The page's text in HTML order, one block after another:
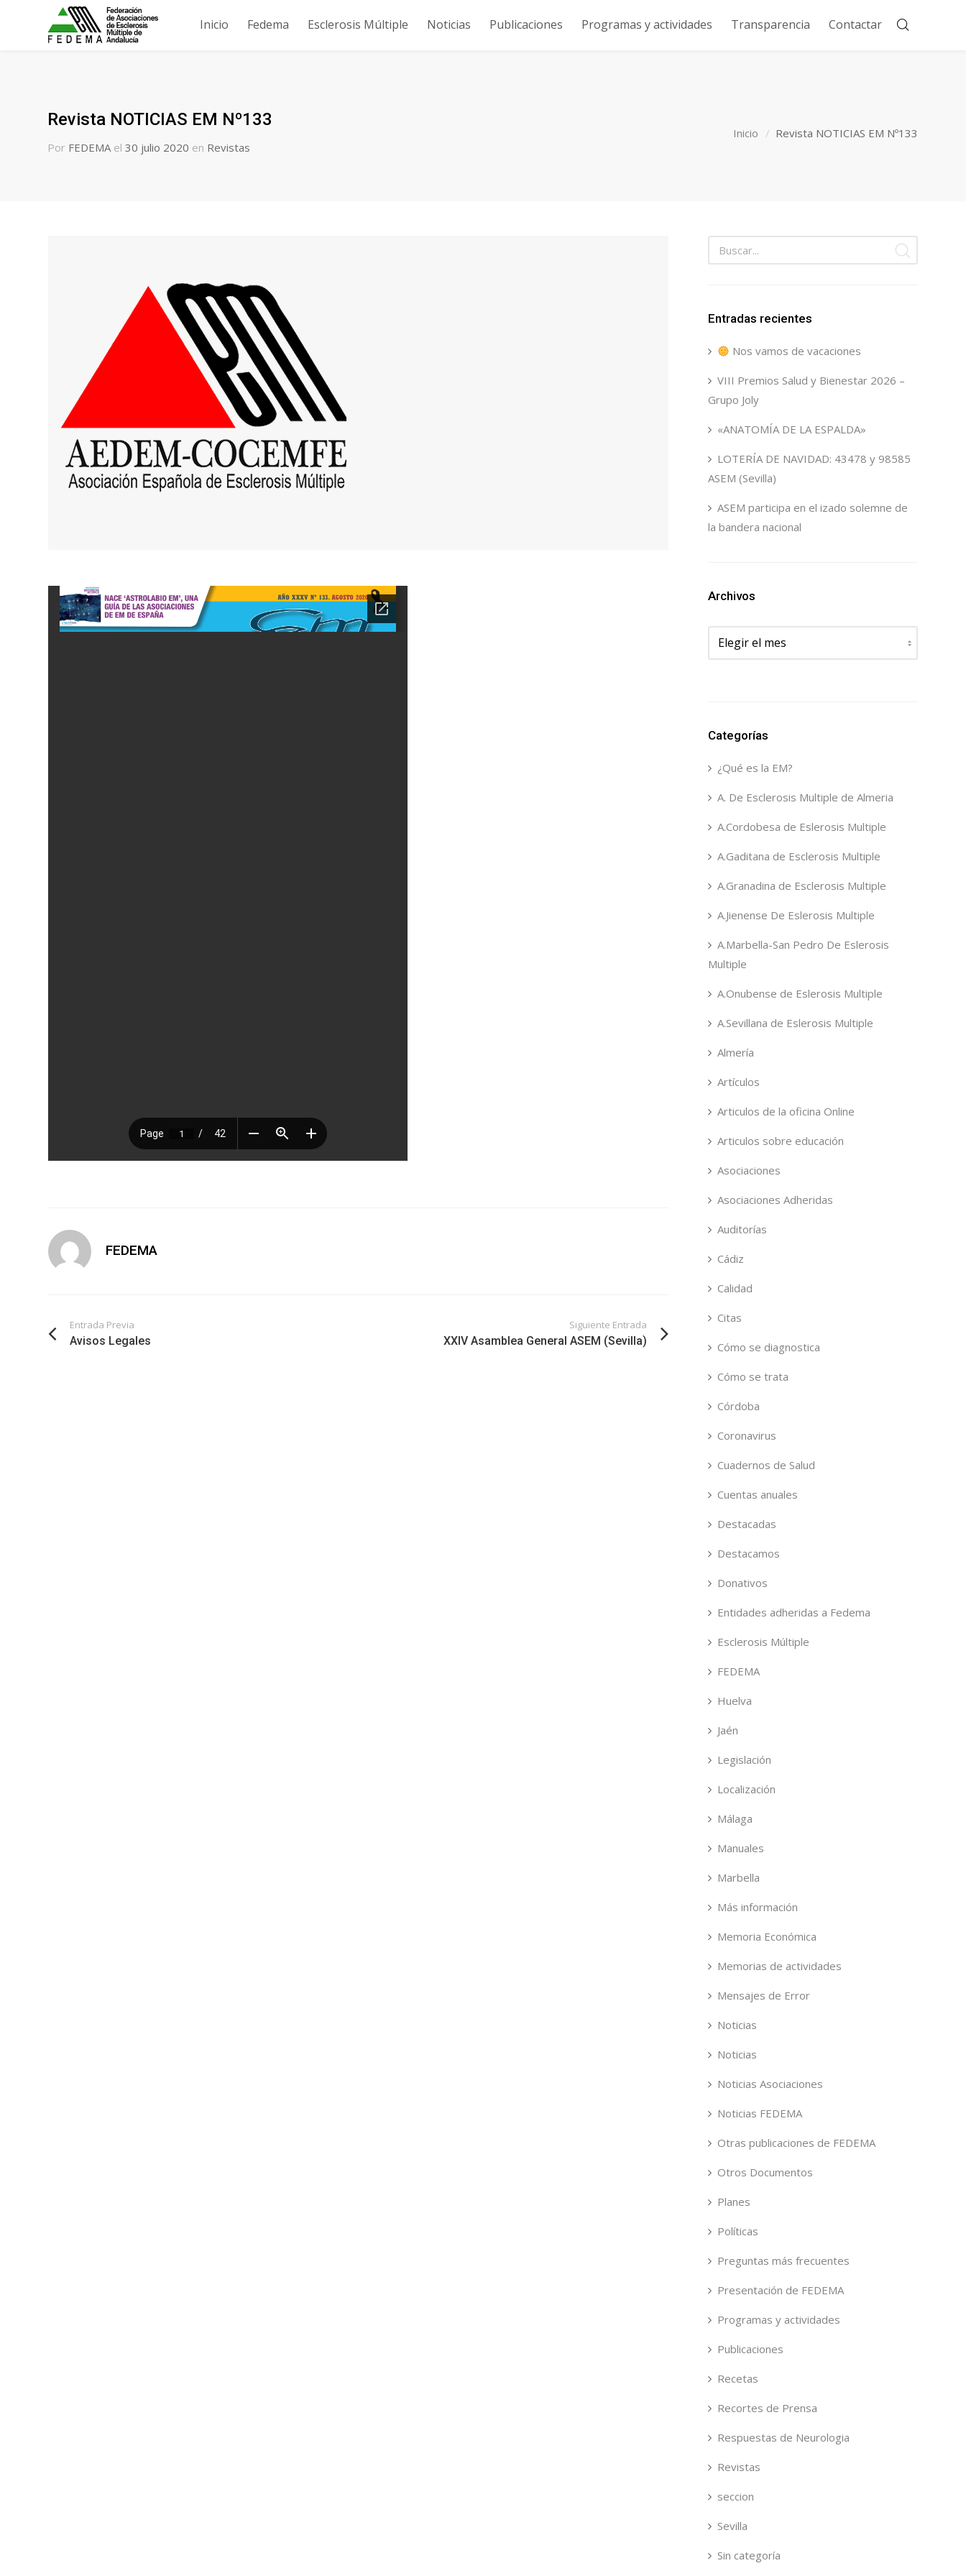
Inicio Fedema Esclerosis Múltiple Noticias Publicaciones Programas y actividades Transparencia Contactar
Revista NOTICIAS EM Nº133
Por FEDEMA el 30 julio 2020 en Revistas
Inicio Revista NOTICIAS EM Nº133
FEDEMA
Entrada Previa
Avisos Legales
Siguiente Entrada
XXIV Asamblea General ASEM (Sevilla)
Entradas recientes
Nos vamos de vacaciones
VIII Premios Salud y Bienestar 2026 –
Grupo Joly
«ANATOMÍA DE LA ESPALDA»
LOTERÍA DE NAVIDAD: 43478 y 98585
ASEM (Sevilla)
ASEM participa en el izado solemne de
la bandera nacional
Archivos
Archivos
Categorías
¿Qué es la EM?
A. De Esclerosis Multiple de Almeria
A.Cordobesa de Eslerosis Multiple
A.Gaditana de Esclerosis Multiple
A.Granadina de Esclerosis Multiple
A.Jienense De Eslerosis Multiple
A.Marbella-San Pedro De Eslerosis
Multiple
A.Onubense de Eslerosis Multiple
A.Sevillana de Eslerosis Multiple
Almería
Artículos
Articulos de la oficina Online
Articulos sobre educación
Asociaciones
Asociaciones Adheridas
Auditorías
Cádiz
Calidad
Citas
Cómo se diagnostica
Cómo se trata
Córdoba
Coronavirus
Cuadernos de Salud
Cuentas anuales
Destacadas
Destacamos
Donativos
Entidades adheridas a Fedema
Esclerosis Múltiple
FEDEMA
Huelva
Jaén
Legislación
Localización
Málaga
Manuales
Marbella
Más información
Memoria Económica
Memorias de actividades
Mensajes de Error
Noticias
Noticias
Noticias Asociaciones
Noticias FEDEMA
Otras publicaciones de FEDEMA
Otros Documentos
Planes
Políticas
Preguntas más frecuentes
Presentación de FEDEMA
Programas y actividades
Publicaciones
Recetas
Recortes de Prensa
Respuestas de Neurologia
Revistas
seccion
Sevilla
Sin categoría